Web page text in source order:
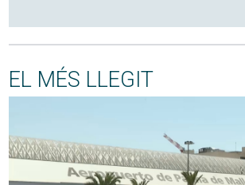
EL MÉS LLEGIT